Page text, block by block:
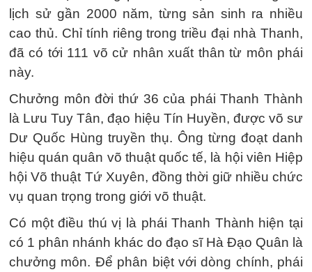
lịch sử gần 2000 năm, từng sản sinh ra nhiều
cao thủ. Chỉ tính riêng trong triều đại nhà Thanh,
đã có tới 111 võ cử nhân xuất thân từ môn phái
này.
Chưởng môn đời thứ 36 của phái Thanh Thành
là Lưu Tuy Tân, đạo hiệu Tín Huyền, được võ sư
Dư Quốc Hùng truyền thụ. Ông từng đoạt danh
hiệu quán quân võ thuật quốc tế, là hội viên Hiệp
hội Võ thuật Tứ Xuyên, đồng thời giữ nhiều chức
vụ quan trọng trong giới võ thuật.
Có một điều thú vị là phái Thanh Thành hiện tại
có 1 phân nhánh khác do đạo sĩ Hà Đạo Quân là
chưởng môn. Để phân biệt với dòng chính, phái